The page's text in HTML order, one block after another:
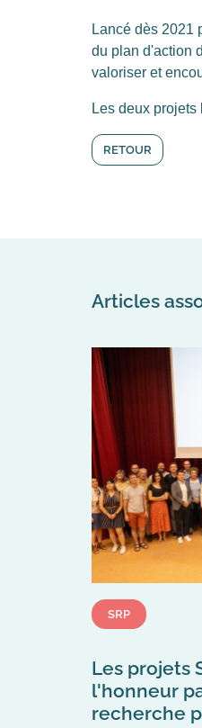
Lancé dès 2021
du plan d'action
valoriser et
Les deux
RETOUR
Articles
SRP
Les projets
l'honneur
recherche